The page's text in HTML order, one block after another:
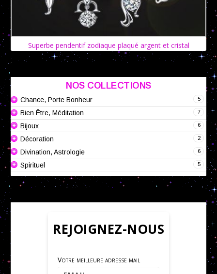
Superbe pendentif zodiaque plaqué argent et cristal
NOS COLLECTIONS
5
Chance, Porte Bonheur
7
Bien Être, Méditation
6
Bijoux
2
Décoration
6
Divination, Astrologie
5
Spirituel
REJOIGNEZ-NOUS
Votre meilleure adresse mail